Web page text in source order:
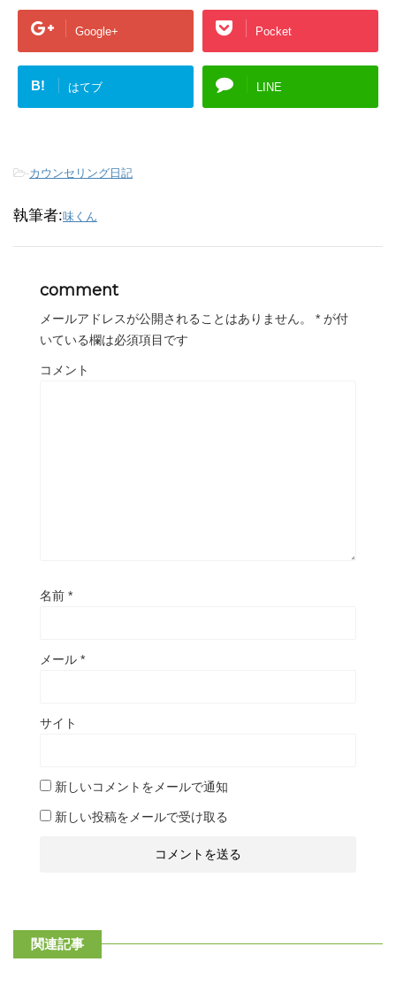
Google+ Pocket
B! はてブ LINE
-カウンセリング日記
執筆者:味くん
comment
メールアドレスが公開されることはありません。 * が付
いている欄は必須項目です
コメント
名前 *
メール *
サイト
新しいコメントをメールで通知
新しい投稿をメールで受け取る
関連記事